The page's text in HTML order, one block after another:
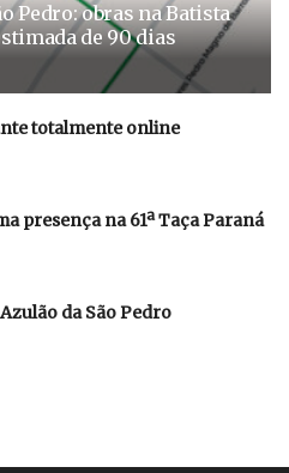
Pedro: obras na Batista
de 90 dias
totalmente online
presença na 61ª Taça Paraná
da São Pedro